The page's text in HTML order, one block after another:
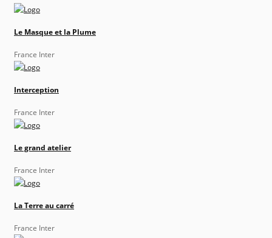
Le Masque et la Plume
France Inter
Interception
France Inter
Le grand atelier
France Inter
La Terre au carré
France Inter